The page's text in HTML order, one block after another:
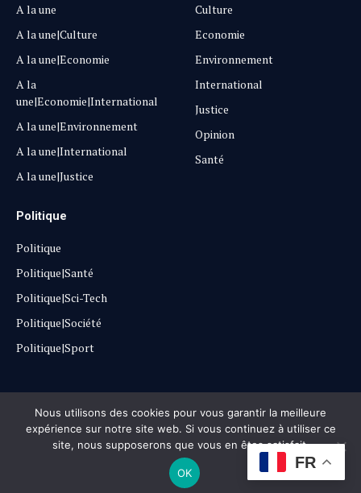
A la une
A la une|Culture
A la une|Economie
A la
une|Economie|International
A la une|Environnement
A la une|International
A la une|Justice
Culture
Economie
Environnement
International
Justice
Opinion
Santé
Politique
Politique
Politique|Santé
Politique|Sci-Tech
Politique|Société
Politique|Sport
Copyright © 2025Lehautpanel
Confidentialité Contact Don
FR
Nous utilisons des cookies pour vous garantir la meilleure
expérience sur notre site web. Si vous continuez à utiliser ce
site, nous supposerons que vous en êtes satisfait.
OK